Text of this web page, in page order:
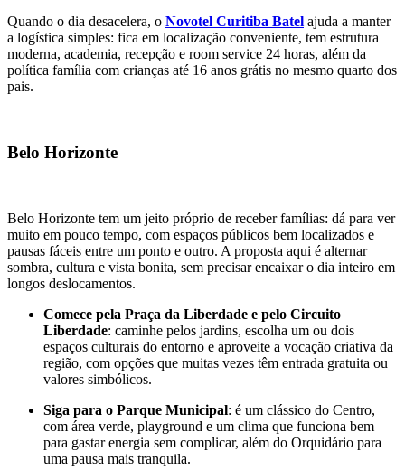
Quando o dia desacelera, o Novotel Curitiba Batel ajuda a manter
a logística simples: fica em localização conveniente, tem estrutura
moderna, academia, recepção e room service 24 horas, além da
política família com crianças até 16 anos grátis no mesmo quarto dos
pais.
Belo Horizonte
Belo Horizonte tem um jeito próprio de receber famílias: dá para ver
muito em pouco tempo, com espaços públicos bem localizados e
pausas fáceis entre um ponto e outro. A proposta aqui é alternar
sombra, cultura e vista bonita, sem precisar encaixar o dia inteiro em
longos deslocamentos.
Comece pela Praça da Liberdade e pelo Circuito
Liberdade: caminhe pelos jardins, escolha um ou dois
espaços culturais do entorno e aproveite a vocação criativa da
região, com opções que muitas vezes têm entrada gratuita ou
valores simbólicos.
Siga para o Parque Municipal: é um clássico do Centro,
com área verde, playground e um clima que funciona bem
para gastar energia sem complicar, além do Orquidário para
uma pausa mais tranquila.